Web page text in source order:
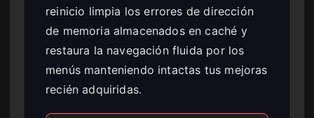
reinicio limpia los errores de dirección
de memoria almacenados en caché y
restaura la navegación fluida por los
menús manteniendo intactas tus mejoras
recién adquiridas.